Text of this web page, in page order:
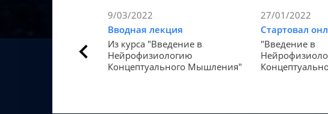
9/03/2022
Вводная лекция
Из курса "Введение в
Нейрофизиологию
Концептуального Мышления"
27/01/2022
Стартовал
"Введение в